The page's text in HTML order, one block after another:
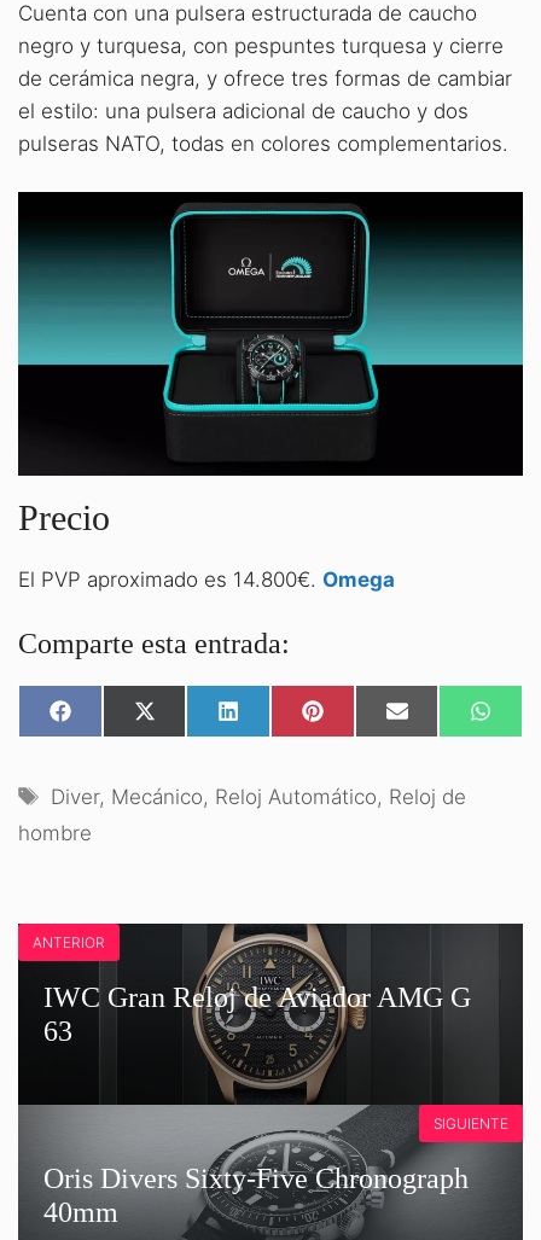
Cuenta con una pulsera estructurada de caucho
negro y turquesa, con pespuntes turquesa y cierre
de cerámica negra, y ofrece tres formas de cambiar
el estilo: una pulsera adicional de caucho y dos
pulseras NATO, todas en colores complementarios.
Precio
El PVP aproximado es 14.800€. Omega
Comparte esta entrada:
COMPARTIR
EN
COMPARTIR
EN
COMPARTIR
EN
COMPARTIR
EN
COMPARTIR
EN
EN
Etiquetas
Diver, Mecánico, Reloj Automático, Reloj de
hombre
ANTERIOR
IWC Gran Reloj de Aviador AMG G
63
Oris Divers Sixty-Five Chronograph
40mm
SIGUIENTE